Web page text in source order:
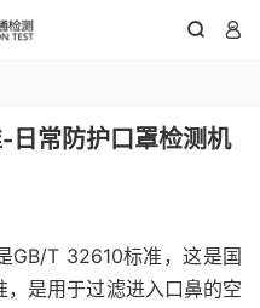
 
日常防护口罩检测机
GB/T 32610标准，这是国
是用于过滤进入口鼻的空